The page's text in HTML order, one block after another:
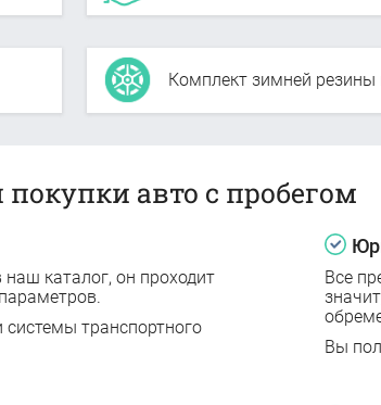
Комплект зимней резины
покупки авто с пробегом
каталог, он проходит
транспортного
Все
Вы